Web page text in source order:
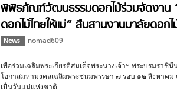
พิพิธภัณฑ์วัฒนธรรมดอกไม้ร่วมจัดงาน
ดอกไม้ไทยให้แม่” สืบสานงานมาลัยดอกไ
News nomad609
เพื่อร่วมเฉลิมพระเกียรติสมเด็จพระนางเจ้าฯ พระบรมราชินี
โอกาสมหามงคลเฉลิมพระชนมพรรษา ๗ รอบ ๑๒ สิงหาค
เป็นวันแม่แห่งชาติ